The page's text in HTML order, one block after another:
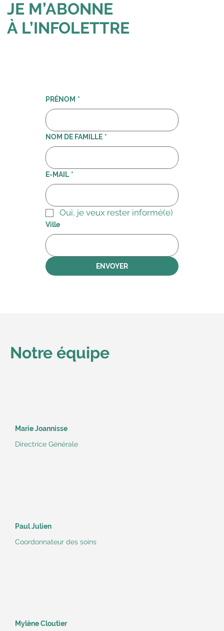
Notre équipe
Marie Joannisse
Directrice Générale
Paul Julien
Coordonnateur des soins
Mylène Cloutier
JE M’ABONNE
À L’INFOLETTRE
PRÉNOM *
NOM DE FAMILLE *
E-MAIL *
Oui, je veux rester informé(e)
Ville
ENVOYER